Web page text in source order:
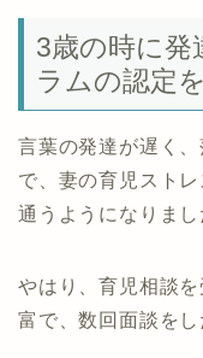
3歳の時に発
ラムの認定
言葉の発達が遅く
で、妻の育児スト
通うようになりまし
やはり、育児相談
富で、数回面談をし